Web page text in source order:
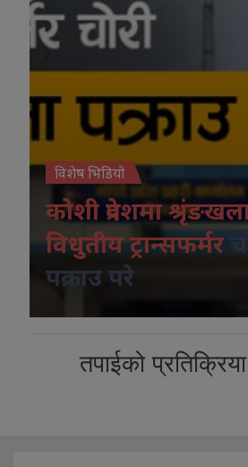
विशेष भिडियो
कोशी प्रदेशमा
विधुतीय ट्रान्सफर्मर
पक्राउ परे
तपाईको